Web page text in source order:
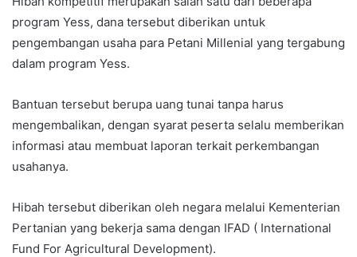
program Yess, dana tersebut diberikan untuk
pengembangan usaha para Petani Millenial yang tergabung
dalam program Yess.
Bantuan tersebut berupa uang tunai tanpa harus
mengembalikan, dengan syarat peserta selalu memberikan
informasi atau membuat laporan terkait perkembangan
usahanya.
Hibah tersebut diberikan oleh negara melalui Kementerian
Pertanian yang bekerja sama dengan IFAD ( International
Fund For Agricultural Development).